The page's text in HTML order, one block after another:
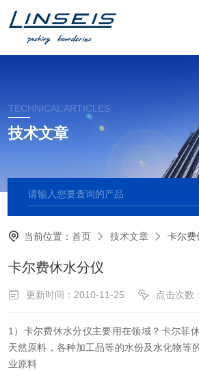
TECHNICAL ARTICLES
技术文章
当前位置：首页 技术文章 卡尔费
卡尔费休水分仪
更新时间：2010-11-25 点击次数
1）卡尔费休水分仪主要用在领域？ 卡尔菲
天然原料，各种加工品等的水份及水化物等
业原料